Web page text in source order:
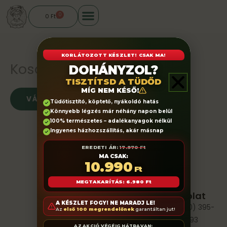
Skip
to
content
0 Ft 0
Cart
Kosár
VÁSÁRLÁS FOLYTATÁSA
Üzlet
Kosár
Pénztár
Információk
Rólunk
Általános
Kapcsolat
+36 (20) 395-
0793
KORLÁTOZOTT KÉSZLET! CSAK MA!
DOHÁNYZOL?
TISZTÍTSD A TÜDŐD
MÍG NEM KÉSŐ!
Tüdőtisztító, köptető, nyákoldó hatás
Könnyebb légzés már néhány napon belül
100% természetes – adalékanyagok nélkül
Ingyenes házhozszállítás, akár másnap
EREDETI ÁR:17.970 Ft
MA CSAK:
10.990 Ft
MEGTAKARÍTÁS: 6.980 Ft
A KÉSZLET FOGY! NE MARADJ LE!
Az első 100 megrendelőnekgarantáltan jut!
AZ AKCIÓ VÉGÉIG HÁTRAVAN: